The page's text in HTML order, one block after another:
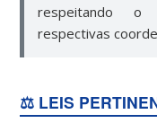
respeitando o
respectivas
⚖️ LEIS